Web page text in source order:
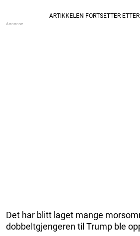
Det har blitt laget mange
dobbeltgjengeren til Trump ble